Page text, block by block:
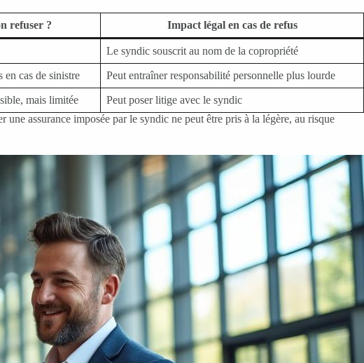
refuser ? Impact légal en cas de refus
Le syndic souscrit au nom de la copropriété
en cas de sinistre Peut entraîner responsabilité personnelle plus lourde
mais limitée
Peut poser litige avec le syndic
assurance imposée par le syndic ne peut être pris à la légère, au risque